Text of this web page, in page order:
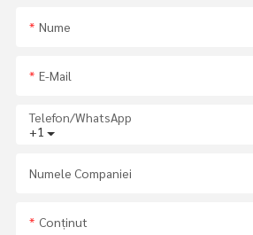
Nume
E-Mail
+1
Telefon/WhatsApp
Numele Companiei
Conţinut